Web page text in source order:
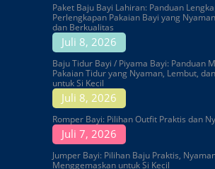
Paket Baju Bayi Lahiran: Panduan
Perlengkapan Pakaian Bayi yang
dan Berkualitas
Juli 8, 2026
Baju Tidur Bayi / Piyama Bayi: Panduan
Pakaian Tidur yang Nyaman, Lembut,
untuk Si Kecil
Juli 8, 2026
Romper Bayi: Pilihan Outfit Praktis dan
Juli 7, 2026
Jumper Bayi: Pilihan Baju Praktis,
Menggemaskan untuk Si Kecil